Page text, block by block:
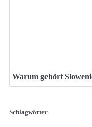
Warum gehört
Schlagwörter